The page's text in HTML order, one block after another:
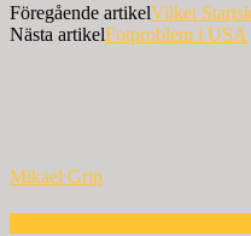
Föregående artikelVilket
Nästa artikelFotproblem i USA
Mikael Grip